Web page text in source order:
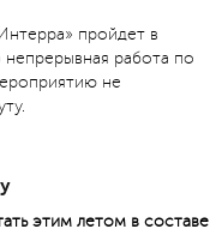
пройдет в
работа по
не
этим летом в составе